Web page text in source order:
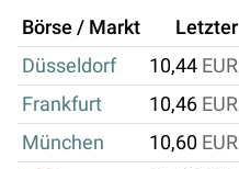
Börse / Markt Letzter
Düsseldorf
10,44 EUR
Frankfurt
10,46 EUR
München
10,60 EUR